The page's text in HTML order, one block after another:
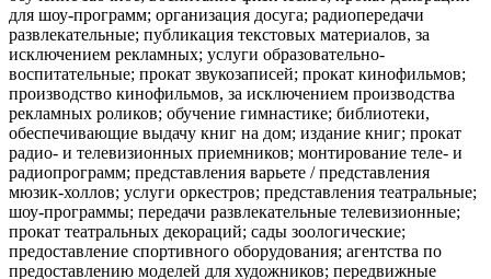
для шоу-программ; организация досуга; радиопередачи
развлекательные; публикация текстовых материалов, за
исключением рекламных; услуги образовательно-
воспитательные; прокат звукозаписей; прокат кинофильмов;
производство кинофильмов, за исключением производства
рекламных роликов; обучение гимнастике; библиотеки,
обеспечивающие выдачу книг на дом; издание книг; прокат
радио- и телевизионных приемников; монтирование теле- и
радиопрограмм; представления варьете / представления
мюзик-холлов; услуги оркестров; представления театральные;
шоу-программы; передачи развлекательные телевизионные;
прокат театральных декораций; сады зоологические;
предоставление спортивного оборудования; агентства по
предоставлению моделей для художников; передвижные